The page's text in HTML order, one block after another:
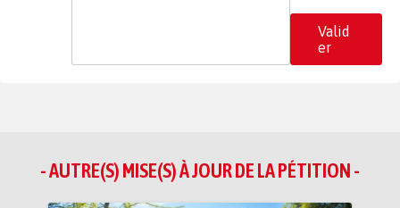
Valid
er
- AUTRE(S) MISE(S) À JOUR DE LA PÉTITION -